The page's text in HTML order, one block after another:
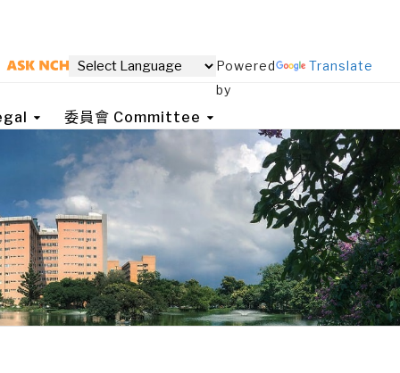
Powered
by
Translate
委員會 Committee